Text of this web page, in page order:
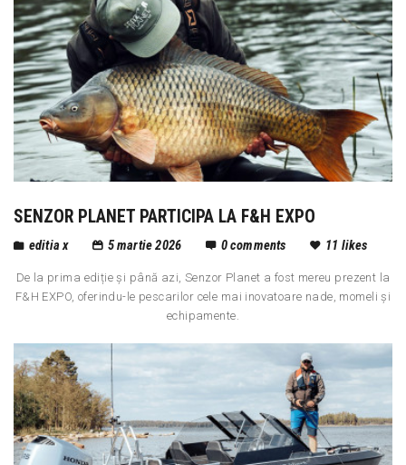
SENZOR PLANET PARTICIPA LA F&H EXPO
editia x 5 martie 2026 0comments 11 likes
De la prima ediție și până azi, Senzor Planet a fost mereu prezent la
F&H EXPO, oferindu-le pescarilor cele mai inovatoare nade, momeli și
echipamente.